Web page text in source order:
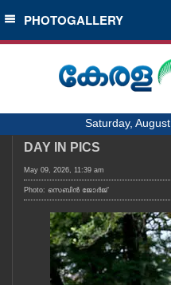
SECTIONS
HOME
NOTIFIED NEWS
KERALA
LOCAL
OBITUARY
PHOTOGALLERY
Saturday,
DAY IN PICS
May 09, 2026, 11:39 am
Photo: സെബിൻ ജോർജ്